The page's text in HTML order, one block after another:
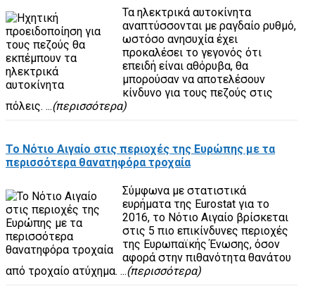
Τα ηλεκτρικά αυτοκίνητα
αναπτύσσονται με ραγδαίο ρυθμό,
ωστόσο ανησυχία έχει
προκαλέσει το γεγονός ότι
επειδή είναι αθόρυβα, θα
μπορούσαν να αποτελέσουν
κίνδυνο για τους πεζούς στις
πόλεις. ...(περισσότερα)
Το Νότιο Αιγαίο στις περιοχές της Ευρώπης με τα
περισσότερα θανατηφόρα τροχαία
Σύμφωνα με στατιστικά
ευρήματα της Eurostat για το
2016, το Νότιο Αιγαίο βρίσκεται
στις 5 πιο επικίνδυνες περιοχές
της Ευρωπαϊκής Ένωσης, όσον
αφορά στην πιθανότητα θανάτου
από τροχαίο ατύχημα. ...(περισσότερα)